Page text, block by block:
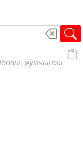
мужчынскі